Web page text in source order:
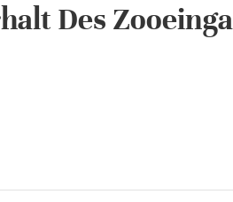
Des